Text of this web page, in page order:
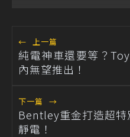
← 上一篇
純電神車還要等？
內無望推出！
下一篇 →
Bentley重金打造超
靜電！